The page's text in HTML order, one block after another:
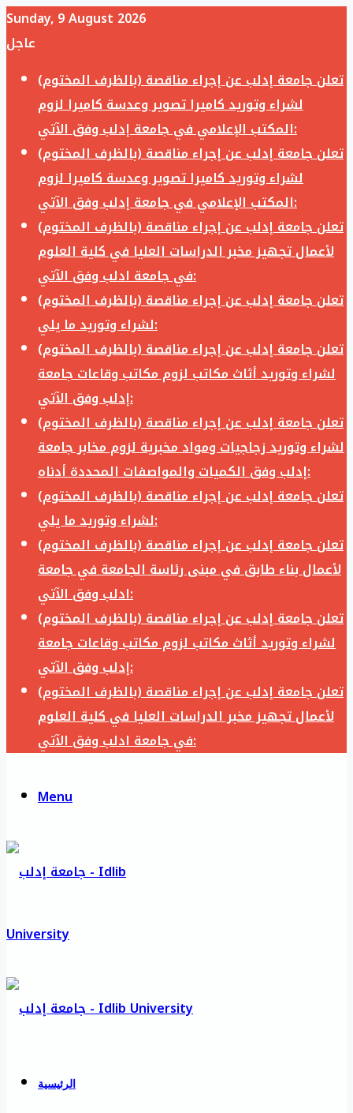
Sunday, 9 August 2026
عاجل
تعلن جامعة إدلب عن إجراء مناقصة (بالظرف المختوم)
لشراء وتوريد كاميرا تصوير وعدسة كاميرا لزوم
المكتب الإعلامي في جامعة إدلب وفق الآتي:
تعلن جامعة إدلب عن إجراء مناقصة (بالظرف المختوم)
لشراء وتوريد كاميرا تصوير وعدسة كاميرا لزوم
المكتب الإعلامي في جامعة إدلب وفق الآتي:
تعلن جامعة إدلب عن إجراء مناقصة (بالظرف المختوم)
لأعمال تجهيز مخبر الدراسات العليا في كلية العلوم
في جامعة ادلب وفق الآتي:
تعلن جامعة إدلب عن إجراء مناقصة (بالظرف المختوم)
لشراء وتوريد ما يلي:
تعلن جامعة إدلب عن إجراء مناقصة (بالظرف المختوم)
لشراء وتوريد أثاث مكاتب لزوم مكاتب وقاعات جامعة
إدلب وفق الآتي:
تعلن جامعة إدلب عن إجراء مناقصة (بالظرف المختوم)
لشراء وتوريد زجاجيات ومواد مخبرية لزوم مخابر جامعة
إدلب وفق الكميات والمواصفات المحددة أدناه:
تعلن جامعة إدلب عن إجراء مناقصة (بالظرف المختوم)
لشراء وتوريد ما يلي:
تعلن جامعة إدلب عن إجراء مناقصة (بالظرف المختوم)
لأعمال بناء طابق في مبنى رئاسة الجامعة في جامعة
ادلب وفق الآتي:
تعلن جامعة إدلب عن إجراء مناقصة (بالظرف المختوم)
لشراء وتوريد أثاث مكاتب لزوم مكاتب وقاعات جامعة
إدلب وفق الآتي:
تعلن جامعة إدلب عن إجراء مناقصة (بالظرف المختوم)
لأعمال تجهيز مخبر الدراسات العليا في كلية العلوم
في جامعة ادلب وفق الآتي:
Menu
الرئيسية